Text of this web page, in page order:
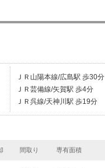
ＪＲ山陽本線/広島駅 歩30分
ＪＲ芸備線/矢賀駅 歩4分
ＪＲ呉線/天神川駅 歩19分
間取り 専有面積